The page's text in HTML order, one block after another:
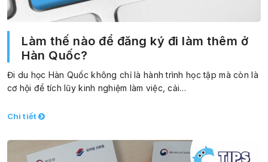
Làm thế nào để đăng ký đi làm thêm ở
Hàn Quốc?
Đi du học Hàn Quốc không chỉ là hành trình học tập mà còn là
cơ hội để tích lũy kinh nghiệm làm việc, cải…
Chi tiết